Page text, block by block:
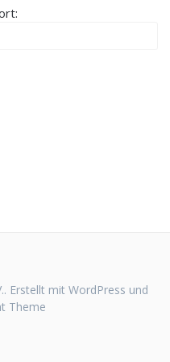
Erstellt mit WordPress und
Theme